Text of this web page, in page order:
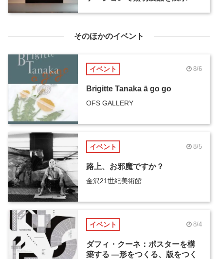
そのほかのイベント
イベント 8/6
Brigitte Tanaka ā go go
OFS GALLERY
イベント 8/5
路上、お邪魔ですか？
金沢21世紀美術館
イベント 8/4
ダフィ・クーネ：ポスターを構
築する ―形をつくる、版をつく